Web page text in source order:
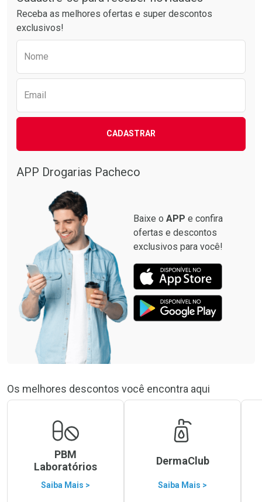
Comprar sem Desconto
Comprar sem Desconto
Comprar sem Desconto
Comprar sem Desconto
Receba as melhores ofertas e super descontos
exclusivos!
Nome
Email
CADASTRAR
APP Drogarias Pacheco
Baixe o APP e confira
ofertas e descontos
exclusivos para você!
Os melhores descontos você encontra aqui
PBM
Laboratórios
Saiba Mais >
DermaClub
Saiba Mais >